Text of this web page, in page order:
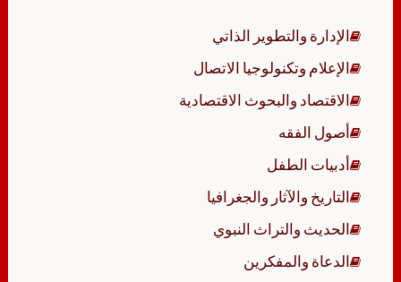
الإدارة والتطوير الذاتي
الإعلام وتكنولوجيا الاتصال
الاقتصاد والبحوث الاقتصادية
أصول الفقه
أدبيات الطفل
التاريخ والآثار والجغرافيا
الحديث والتراث النبوي
الدعاة والمفكرين